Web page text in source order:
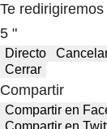
Te
5 "
Directo
Cerrar
Compartir
Compartir en